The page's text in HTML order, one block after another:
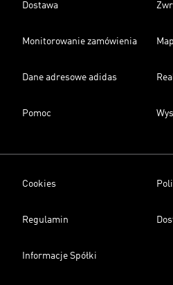
Dostawa
Monitorowanie zamówienia
Dane adresowe adidas
Pomoc
Cookies
Regulamin
Informacje Spółki